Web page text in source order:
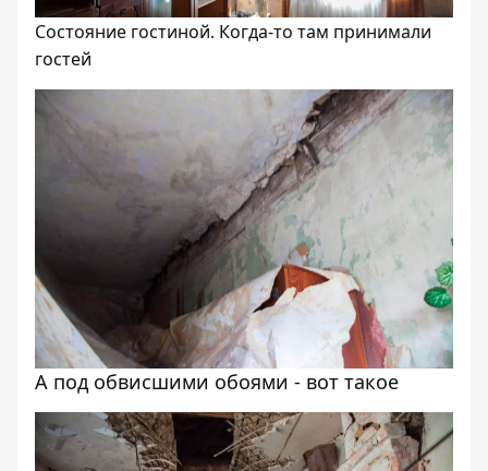
Состояние гостиной. Когда-то там принимали
гостей
А под обвисшими обоями - вот такое